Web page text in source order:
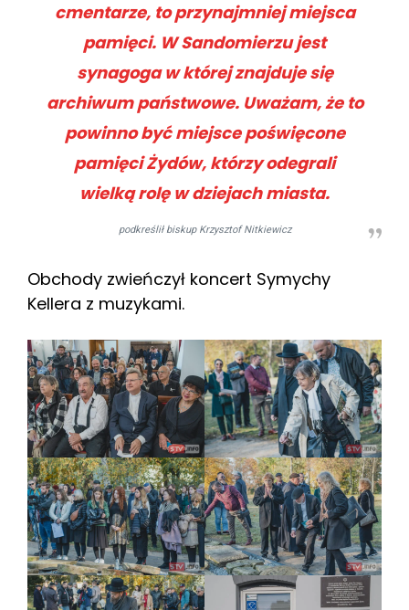
cmentarze, to przynajmniej miejsca
pamięci. W Sandomierzu jest
synagoga w której znajduje się
archiwum państwowe. Uważam, że to
powinno być miejsce poświęcone
pamięci Żydów, którzy odegrali
wielką rolę w dziejach miasta.
podkreślił biskup Krzysztof Nitkiewicz
Obchody zwieńczył koncert Symychy
Kellera z muzykami.